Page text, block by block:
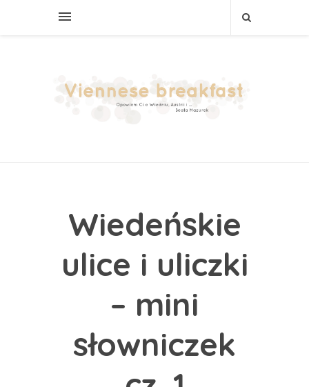
Wiedeńskie
ulice i uliczki
– mini
słowniczek